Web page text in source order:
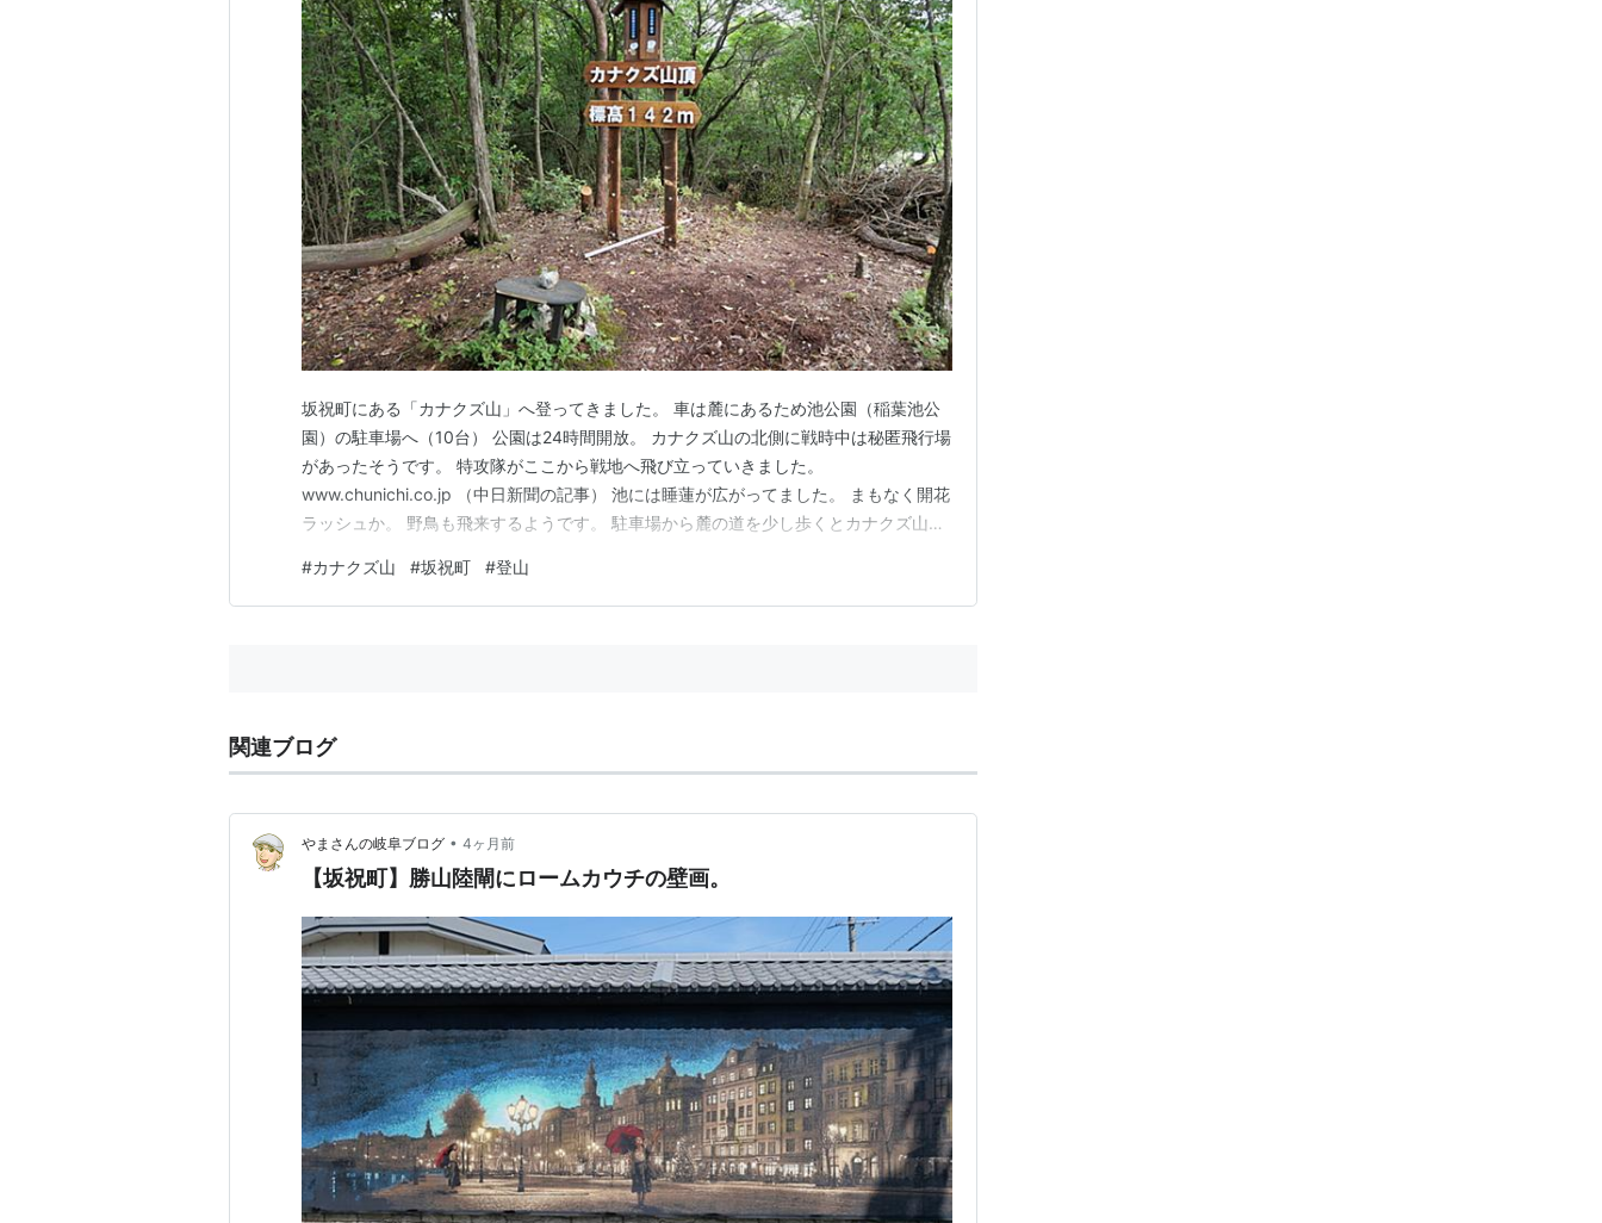
坂祝町にある「カナクズ山」へ登ってきました。 車は麓にあるため池公園（稲葉池公
園）の駐車場へ（10台） 公園は24時間開放。 カナクズ山の北側に戦時中は秘匿飛行場
があったそうです。 特攻隊がここから戦地へ飛び立っていきました。
www.chunichi.co.jp （中日新聞の記事） 池には睡蓮が広がってました。 まもなく開花
ラッシュか。 野鳥も飛来するようです。 駐車場から麓の道を少し歩くとカナクズ山の
車場から20分ほどで登頂。 標高142m。 山頂は南側の見晴らしが良かったです。 長大
な各務原アルプスを一望。…
#カナクズ山 #坂祝町 #登山
関連ブログ
やまさんの岐阜ブログ • 4ヶ月前
【坂祝町】勝山陸閘にロームカウチの壁画。